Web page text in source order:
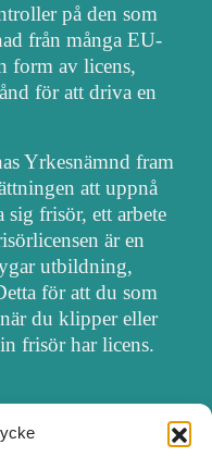
på den som
från många EU-
form av licens,
för att driva en
Yrkesnämnd fram
att uppnå
frisör, ett arbete
är en
utbildning,
för att du som
du klipper eller
frisör har licens.